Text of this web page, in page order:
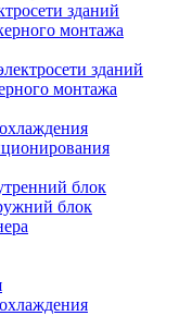
зданий
монтажа
зданий
монтажа
блок
блок